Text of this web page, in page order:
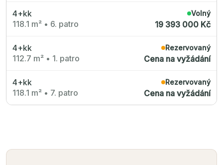
4+kk
118.1 m² • 6. patro
Volný
19 393 000 Kč
4+kk
112.7 m² • 1. patro
Rezervovaný
Cena na vyžádání
4+kk
118.1 m² • 7. patro
Rezervovaný
Cena na vyžádání
Žít Braník
RANTA Barrandov IV
Slavíkova 6
Radimský Mlýn
Polská 52
PORTTI Kladno II
Lihovar Smíchov Sever
Idylka Lochkov